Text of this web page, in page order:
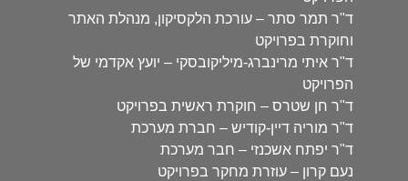
ד"ר תמר סתר – עורכת הלקסיקון, מנהלת האתר
וחוקרת בפרויקט
ד"ר איתי מרינברג-מיליקובסקי – יועץ אקדמי של
הפרויקט
ד"ר חן שטרס – חוקרת ראשית בפרויקט
ד"ר מוריה דיין-קודיש – חברת מערכת
ד"ר יפתח אשכנזי – חבר מערכת
נעם קרון – עוזרת מחקר בפרויקט